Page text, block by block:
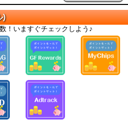
)
！いますぐチェックしよう♪